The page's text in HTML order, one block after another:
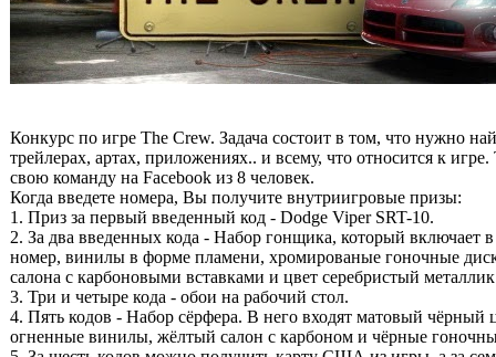
Конкурс по игре The Crew. Задача состоит в том, что нужно
трейлерах, артах, приложениях.. и всему, что относится к
свою команду на Facebook из 8 человек.
Когда введете номера, Вы получите внутриигровые призы:
1. Приз за первый введенный код - Dodge Viper SRT-10.
2. За два введенных кода - Набор гонщика, который включает
номер, винилы в форме пламени, хромированые гоночные
салона с карбоновыми вставками и цвет серебристый
3. Три и четыре кода - обои на рабочий стол.
4. Пять кодов - Набор сёрфера. В него входят матовый чёрный
огненные винилы, жёлтый салон с карбоном и чёрные